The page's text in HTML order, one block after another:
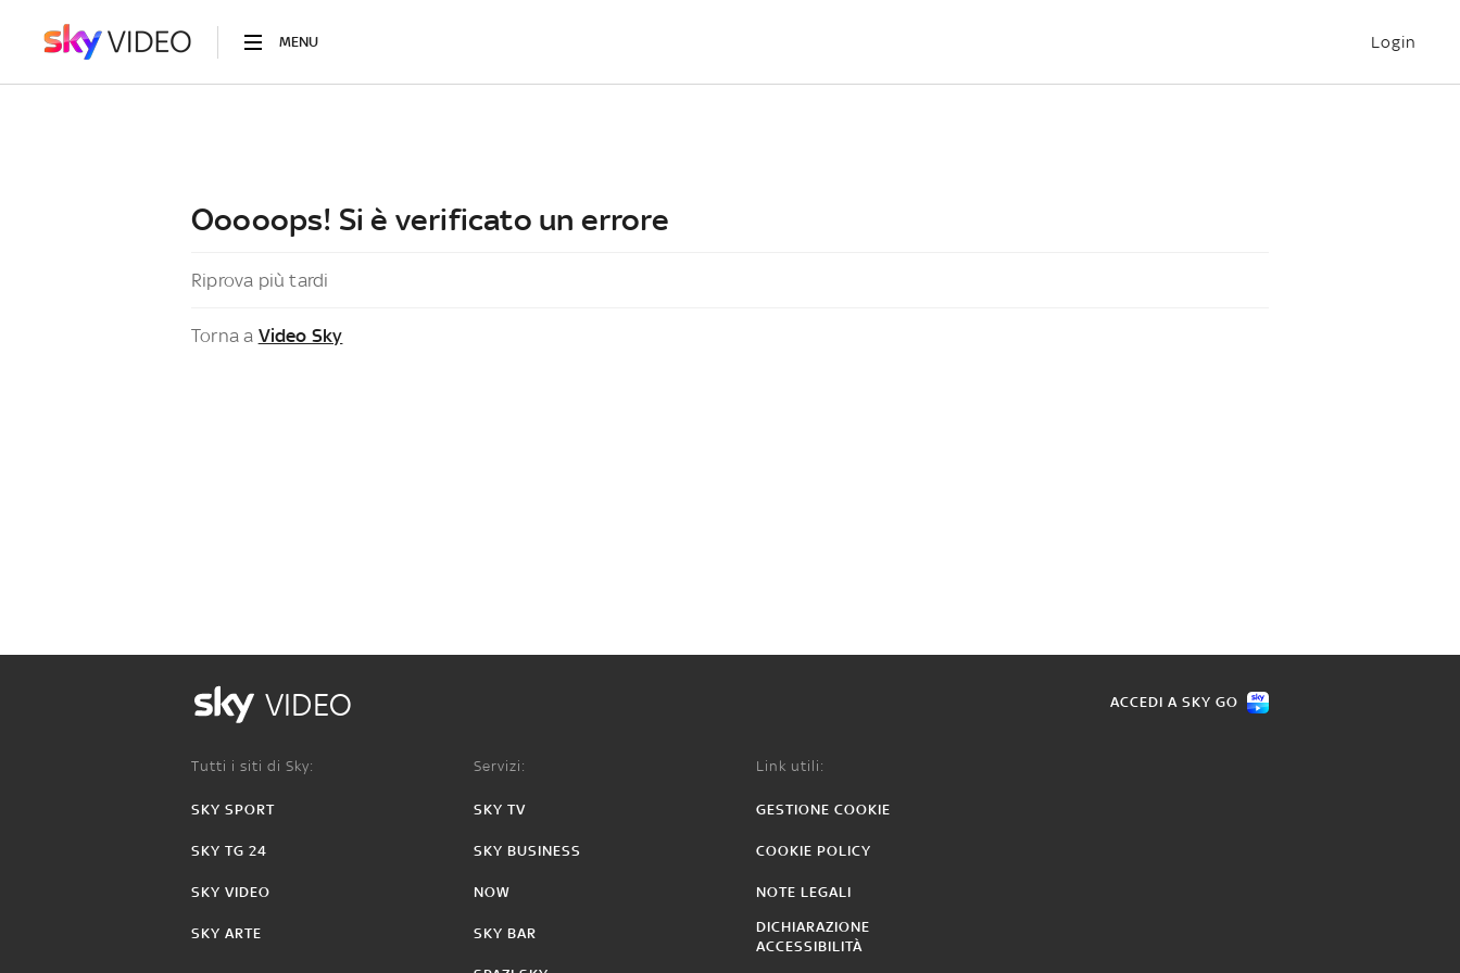
MENU Login
Ooooops! Si è verificato un errore
Riprova più tardi
Torna a Video Sky
VIDEO ACCEDI A SKY GO
Tutti i siti di Sky:
SKY SPORT
SKY TG 24
SKY VIDEO
SKY ARTE
Servizi:
SKY TV
SKY BUSINESS
NOW
SKY BAR
Link utili:
GESTIONE COOKIE
COOKIE POLICY
NOTE LEGALI
DICHIARAZIONE
ACCESSIBILITÀ